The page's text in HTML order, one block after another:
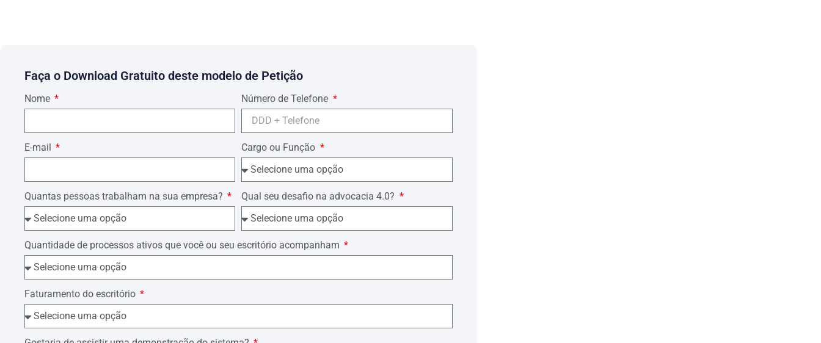
Faça o Download Gratuito deste modelo de Petição
Nome Número de Telefone
E-mail Cargo ou Função
Quantas pessoas trabalham na sua empresa? Qual seu desafio na advocacia 4.0?
Quantidade de processos ativos que você ou seu escritório acompanham
Faturamento do escritório